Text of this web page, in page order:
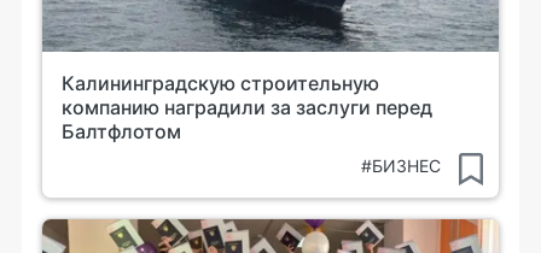
Калининградскую строительную
компанию наградили за заслуги перед
Балтфлотом
#БИЗНЕС